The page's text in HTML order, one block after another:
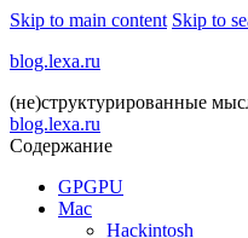
Skip to main content Skip to
blog.lexa.ru
(не)структурированные
blog.lexa.ru
Содержание
GPGPU
Mac
Hackintosh